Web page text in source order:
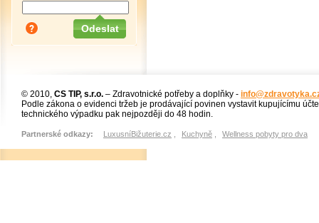
© 2010, CS TIP, s.r.o. – Zdravotnické potřeby a doplňky -
Podle zákona o evidenci tržeb je prodávající povinen vystavit kupujícímu
technického výpadku pak nejpozději do 48 hodin.
Partnerské odkazy: LuxusníBižuterie.cz Kuchyně Wellness pobyty pro dva